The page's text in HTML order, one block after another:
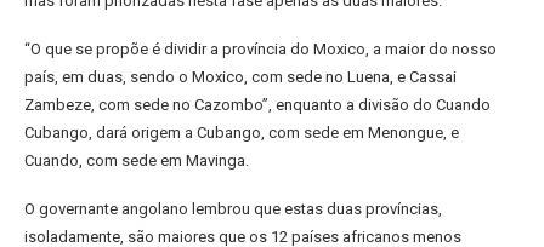
“O que se propõe é dividir a província do Moxico, a maior do nosso
país, em duas, sendo o Moxico, com sede no Luena, e Cassai
Zambeze, com sede no Cazombo”, enquanto a divisão do Cuando
Cubango, dará origem a Cubango, com sede em Menongue, e
Cuando, com sede em Mavinga.
O governante angolano lembrou que estas duas províncias,
isoladamente, são maiores que os 12 países africanos menos